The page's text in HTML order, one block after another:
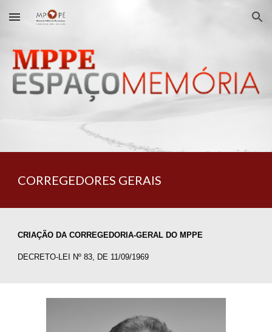
Skip to main content Skip to navigation
CORREGEDORES GERAIS
CRIAÇÃO DA CORREGEDORIA-GERAL DO MPPE
DECRETO-LEI Nº 83, DE 11/09/1969